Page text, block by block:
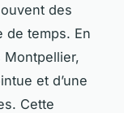
des
de temps. En
et d’une
Cette